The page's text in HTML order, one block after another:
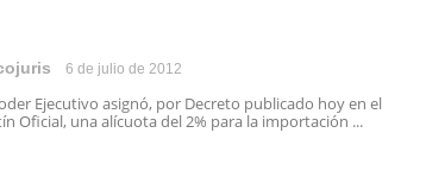
6 de julio de 2012
Ejecutivo asignó, por Decreto publicado hoy en el
Oficial, una alícuota del 2% para la importación ...